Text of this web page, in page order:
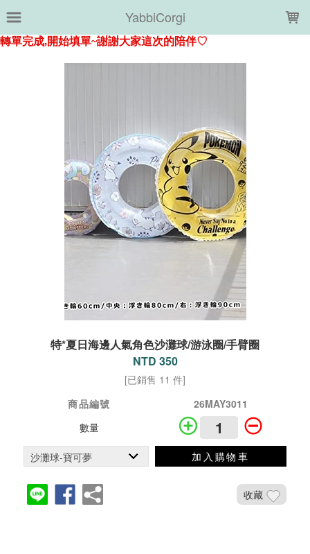
YabbiCorgi
特*夏日海邊人氣角色沙灘球/游泳圈/手臂圈
NTD 350
[已銷售 11 件]
商品編號
26MAY3011
數量
加入購物車
收藏